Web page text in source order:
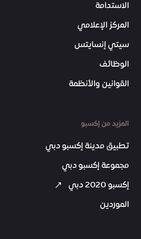
الاستدامة
المركز الإعلامي
سيتي إنسايتس
الوظائف
القوانين والأنظمة
المزيد من إكسبو
تطبيق مدينة إكسبو دبي
مجموعة إكسبو دبي
إكسبو 2020 دبي
الموردين